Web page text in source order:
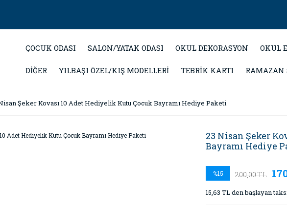
ÇOCUK ODASI SALON/YATAK ODASI OKUL DEKORASYON OKUL
DİĞER YILBAŞI ÖZEL/KIŞ MODELLERİ TEBRİK KARTI RAMAZAN
Şeker Kovası 10 Adet Hediyelik Kutu Çocuk Bayramı Hediye Paketi
23 Nisan Şeker
Bayramı Hediye
%15 200,00 TL
15,63 TL den başlayan